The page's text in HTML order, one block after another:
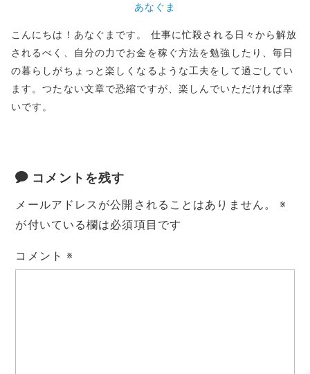
あなぐま
こんにちは！あなぐまです。 仕事に忙殺される日々から解放
されるべく、自分の力でお金を稼ぐ方法を勉強したり、毎日
の暮らしがちょっと楽しくなるような工夫をして過ごしてい
ます。つたない文章で恐縮ですが、楽しんでいただければ幸
いです。
コメントを残す
メールアドレスが公開されることはありません。
※
が付いている欄は必須項目です
コメント※